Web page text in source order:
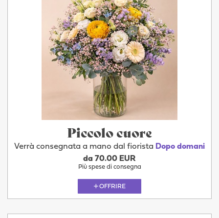
Piccolo cuore
Verrà consegnata a mano dal fiorista Dopo domani
da 70.00 EUR
Più spese di consegna
OFFRIRE